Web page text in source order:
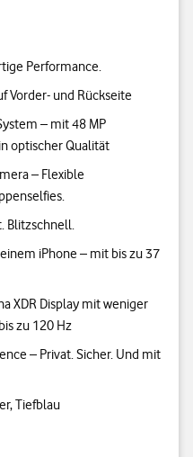
Performance.
Vorder- und Rückseite
– mit 48 MP
optischer Qualität
– Flexible
Blitzschnell.
iPhone – mit bis zu 37
XDR Display mit weniger
zu 120 Hz
– Privat. Sicher. Und mit
Tiefblau